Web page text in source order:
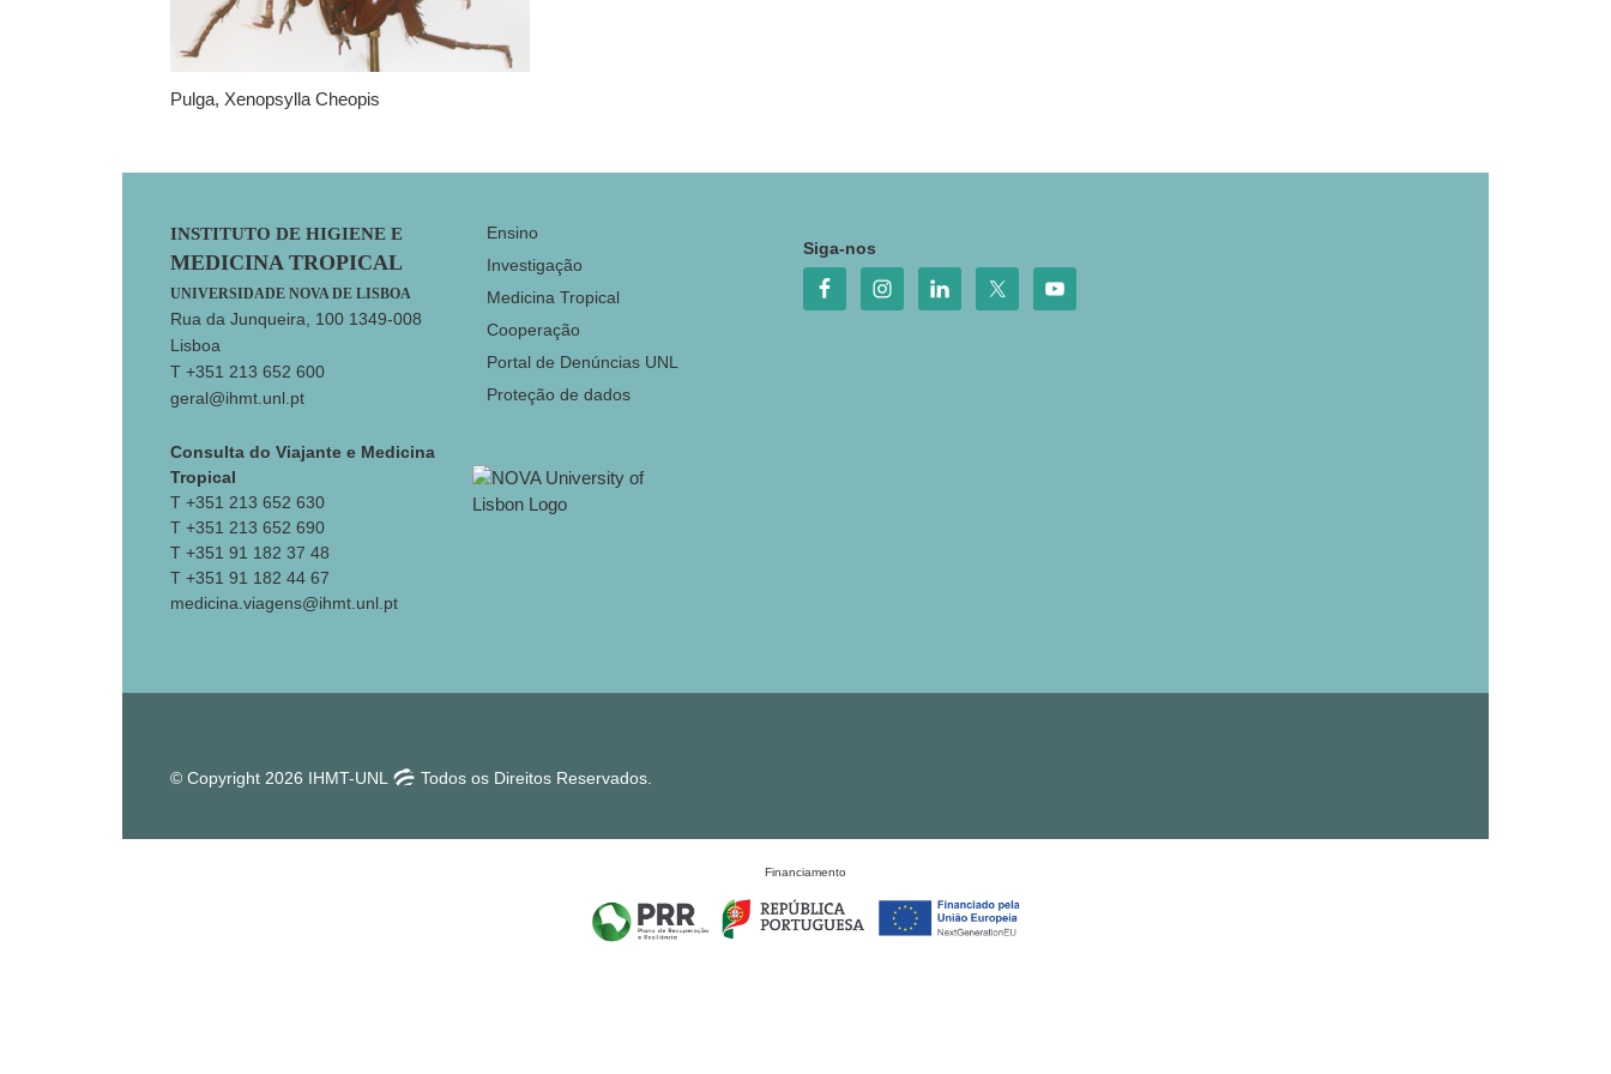
Pulga, Xenopsylla Cheopis
Footer
INSTITUTO DE HIGIENE E
MEDICINA TROPICAL
UNIVERSIDADE NOVA DE LISBOA
Rua da Junqueira, 100 1349-008
Lisboa
T +351 213 652 600
geral@ihmt.unl.pt
Consulta do Viajante e Medicina
Tropical
T +351 213 652 630
T +351 213 652 690
T +351 91 182 37 48
T +351 91 182 44 67
medicina.viagens@ihmt.unl.pt
Ensino
Investigação
Medicina Tropical
Cooperação
Portal de Denúncias UNL
Proteção de dados
Siga-nos
© Copyright 2026 IHMT-UNL Todos os Direitos Reservados.
Financiamento